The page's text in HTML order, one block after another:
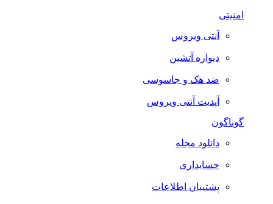
امنیتی
آنتی ویروس
دیواره آتشین
ضد هک و جاسوسی
آپدیت آنتی ویروس
گوناگون
دانلود مجله
حسابداری
پشتیبان اطلاعات